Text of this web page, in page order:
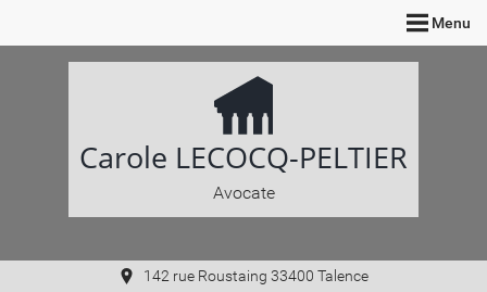
Menu
Carole LECOCQ-PELTIER
Avocate
142 rue Roustaing 33400 Talence